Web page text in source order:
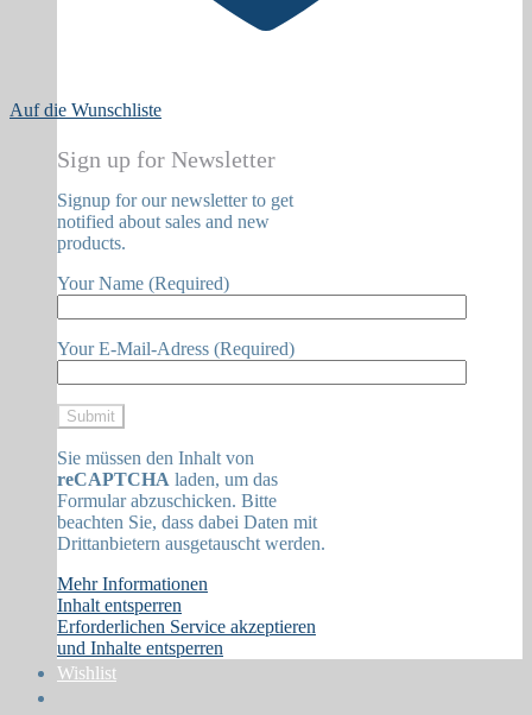
Sign up for Newsletter
Signup for our newsletter to get
notified about sales and new
products.
Your Name (Required)
Your E-Mail-Adress (Required)
Sie müssen den Inhalt von
reCAPTCHA laden, um das
Formular abzuschicken. Bitte
beachten Sie, dass dabei Daten mit
Drittanbietern ausgetauscht werden.
Mehr Informationen
Inhalt entsperren
Erforderlichen Service akzeptieren
und Inhalte entsperren
Wishlist
Auf die Wunschliste